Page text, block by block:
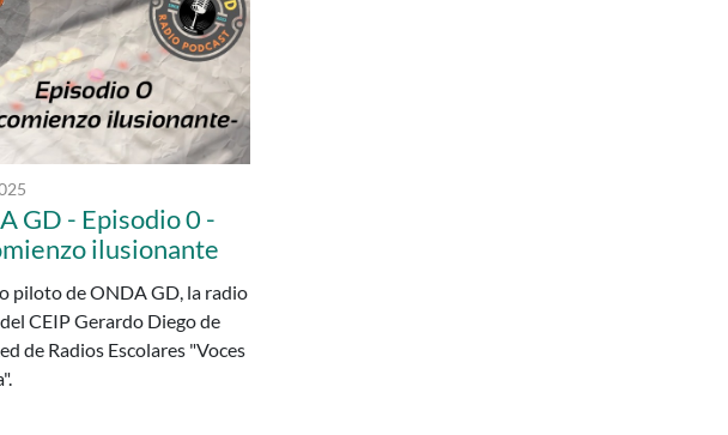
GD - Episodio 0 -
ilusionante
piloto de ONDA GD, la radio
CEIP Gerardo Diego de
de Radios Escolares "Voces